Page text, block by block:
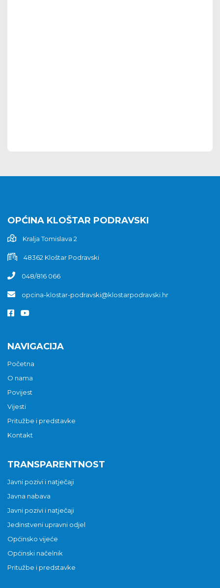
OPĆINA KLOŠTAR PODRAVSKI
Kralja Tomislava 2
48362 Kloštar Podravski
048/816 066
opcina-klostar-podravski@klostarpodravski.hr
NAVIGACIJA
Početna
O nama
Povijest
Vijesti
Pritužbe i predstavke
Kontakt
TRANSPARENTNOST
Javni pozivi i natječaji
Javna nabava
Javni pozivi i natječaji
Jedinstveni upravni odjel
Općinsko vijeće
Općinski načelnik
Pritužbe i predstavke